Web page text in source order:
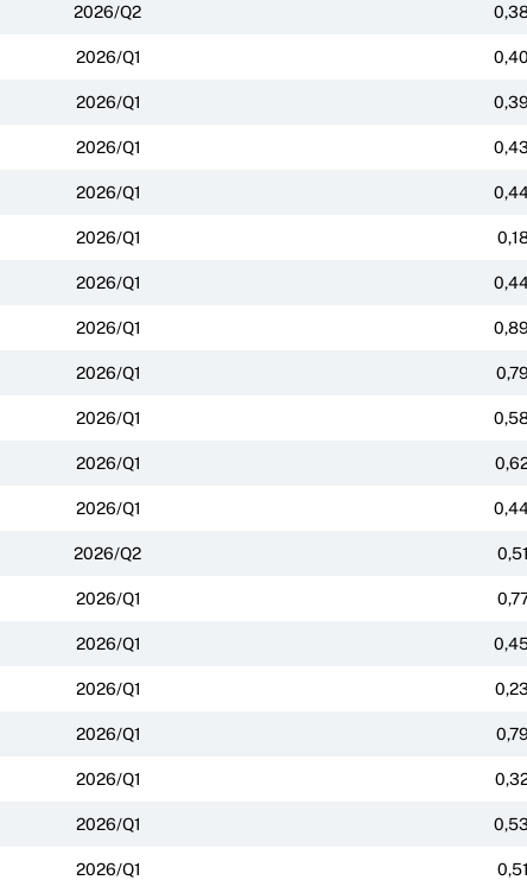
2026/Q2
2026/Q1 0,40
2026/Q1 0,39
2026/Q1
2026/Q1
2026/Q1
2026/Q1
2026/Q1 0,89
2026/Q1 0,79
2026/Q1
2026/Q1
2026/Q1
2026/Q2 0,51
2026/Q1
2026/Q1
2026/Q1
2026/Q1 0,79
2026/Q1
2026/Q1
2026/Q1 0,51